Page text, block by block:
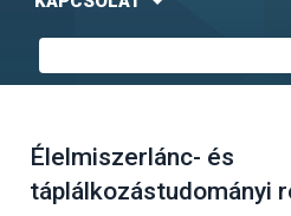
Élelmiszerlánc- és
táplálkozástudományi